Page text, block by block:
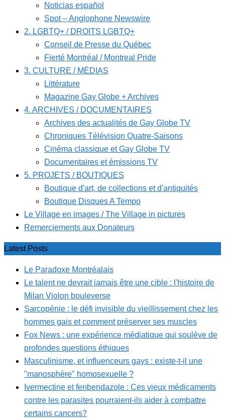
Noticias español
Spot – Anglophone Newswire
2. LGBTQ+ / DROITS LGBTQ+
Conseil de Presse du Québec
Fierté Montréal / Montreal Pride
3. CULTURE / MÉDIAS
Littérature
Magazine Gay Globe + Archives
4. ARCHIVES / DOCUMENTAIRES
Archives des actualités de Gay Globe TV
Chroniques Télévision Quatre-Saisons
Cinéma classique et Gay Globe TV
Documentaires et émissions TV
5. PROJETS / BOUTIQUES
Boutique d'art, de collections et d'antiquités
Boutique Disques A Tempo
Le Village en images / The Village in pictures
Remerciements aux Donateurs
Latest Posts
Le Paradoxe Montréalais
Le talent ne devrait jamais être une cible : l'histoire de
Milan Violon bouleverse
Sarcopénie : le défi invisible du vieillissement chez les
hommes gais et comment préserver ses muscles
Fox News : une expérience médiatique qui soulève de
profondes questions éthiques
Masculinisme, et influenceurs gays : existe-t-il une
"manosphère" homosexuelle ?
Ivermectine et fenbendazole : Ces vieux médicaments
contre les parasites pourraient-ils aider à combattre
certains cancers?